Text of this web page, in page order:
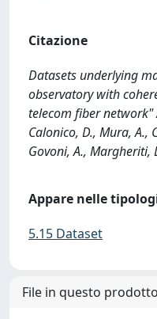
Citazione
Datasets underlying
observatory with
telecom fiber network"
Calonico, D., Mura, A.,
Govoni, A., Margheriti,
Appare nelle
5.15 Dataset
File in questo